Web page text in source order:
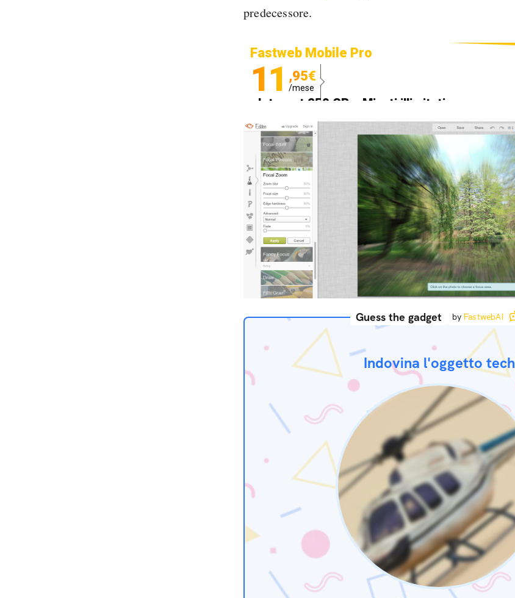
predecessore.
Fastweb Mobile Pro
11 ,95€
/mese
Internet 250 GB e Minuti illimitati
Spedizione SIM GRATIS
Guess the gadget by FastwebAI
Indovina l'oggetto tech